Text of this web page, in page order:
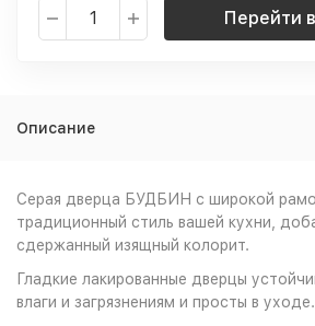
Перейти
Описание
Серая дверца БУДБИН с широкой
традиционный стиль вашей кухни,
сдержанный изящный колорит.
Гладкие лакированные дверцы
влаги и загрязнениям и просты в уходе.